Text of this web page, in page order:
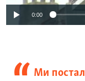
0:00
Ми